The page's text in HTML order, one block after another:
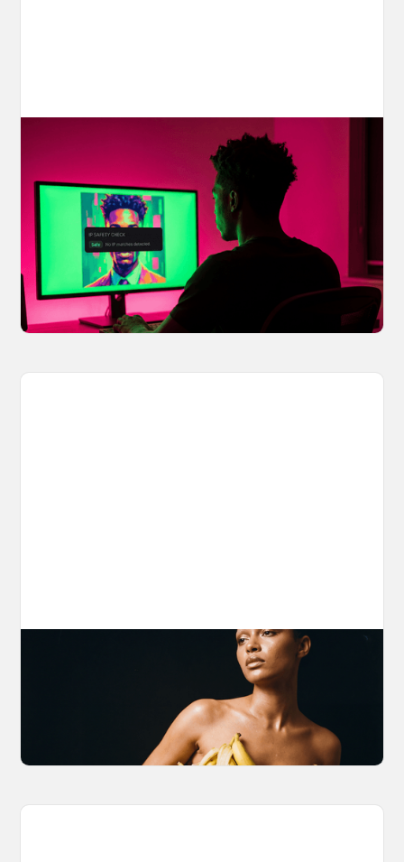
Your AI Creations, Protected: How
OpenArt's IP Safety Check Keeps
Creators Safe
You made something you love, but is it safe to
share? OpenArt's IP Safety Check, powered
by CopySight, lets you scan your creations for
potential IP issues before they leave your
hands.
April 2, 2026
The Nano Banana 2 Handbook
Brian from Litany of Ignition gives a hands-on
breakdown of what Gemini 2.0 Flash Image
can actually do, with the prompts to prove it.